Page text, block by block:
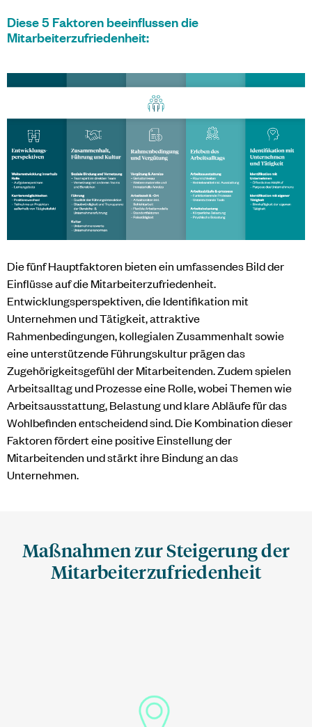
Diese 5 Faktoren beeinflussen die
Mitarbeiterzufriedenheit:
Die fünf Hauptfaktoren bieten ein umfassendes Bild der
Einflüsse auf die Mitarbeiterzufriedenheit.
Entwicklungsperspektiven, die Identifikation mit
Unternehmen und Tätigkeit, attraktive
Rahmenbedingungen, kollegialen Zusammenhalt sowie
eine unterstützende Führungskultur prägen das
Zugehörigkeitsgefühl der Mitarbeitenden. Zudem spielen
Arbeitsalltag und Prozesse eine Rolle, wobei Themen wie
Arbeitsausstattung, Belastung und klare Abläufe für das
Wohlbefinden entscheidend sind. Die Kombination dieser
Faktoren fördert eine positive Einstellung der
Mitarbeitenden und stärkt ihre Bindung an das
Unternehmen.
Maßnahmen zur Steigerung der
Mitarbeiterzufriedenheit